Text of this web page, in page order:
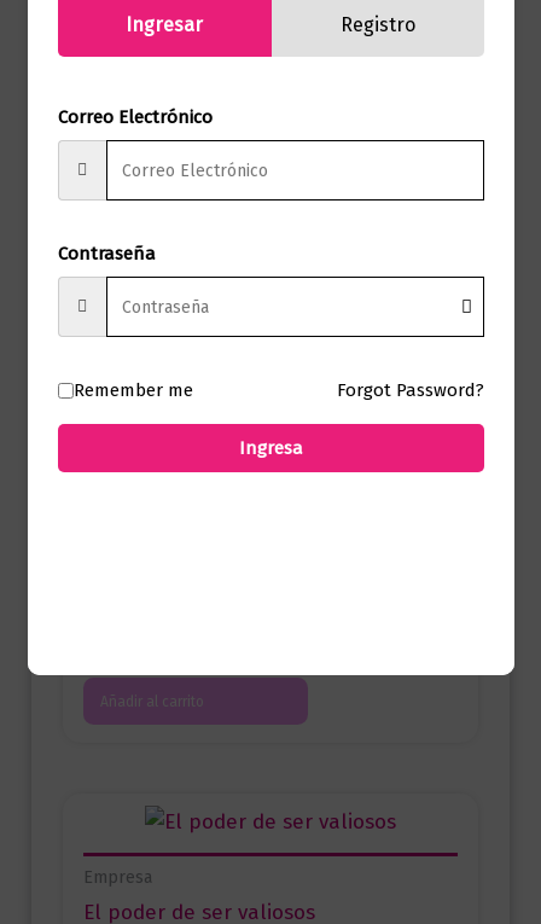
Presentación Tapa Blanda
Solo los usuarios registrados que hayan
una valoración.
Añadir al carrito
Empresa
El poder de ser valiosos
Ingresar Registro
Correo Electrónico
Contraseña
Remember me Forgot Password?
Ingresa